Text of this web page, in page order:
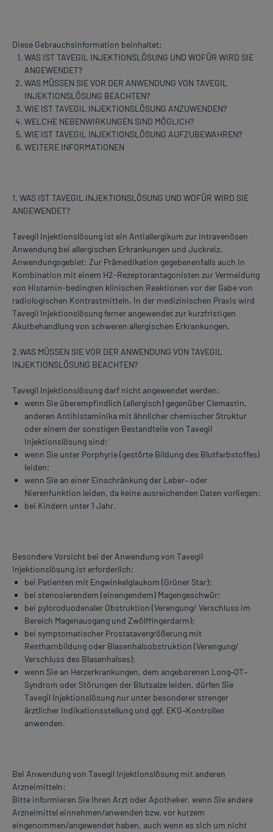
Diese Gebrauchsinformation beinhaltet:
WAS IST TAVEGIL INJEKTIONSLÖSUNG UND WOFÜR WIRD SIE
ANGEWENDET?
WAS MÜSSEN SIE VOR DER ANWENDUNG VON TAVEGIL
INJEKTIONSLÖSUNG BEACHTEN?
WIE IST TAVEGIL INJEKTIONSLÖSUNG ANZUWENDEN?
WELCHE NEBENWIRKUNGEN SIND MÖGLICH?
WIE IST TAVEGIL INJEKTIONSLÖSUNG AUFZUBEWAHREN?
WEITERE INFORMATIONEN
1. WAS IST TAVEGIL INJEKTIONSLÖSUNG UND WOFÜR WIRD SIE
ANGEWENDET?
Tavegil Injektionslösung ist ein Antiallergikum zur intravenösen
Anwendung bei allergischen Erkrankungen und Juckreiz.
Anwendungsgebiet: Zur Prämedikation gegebenenfalls auch in
Kombination mit einem H2-Rezeptorantagonisten zur Vermeidung
von Histamin-bedingten klinischen Reaktionen vor der Gabe von
radiologischen Kontrastmitteln. In der medizinischen Praxis wird
Tavegil Injektionslösung ferner angewendet zur kurzfristigen
Akutbehandlung von schweren allergischen Erkrankungen.
2.WAS MÜSSEN SIE VOR DER ANWENDUNG VON TAVEGIL
INJEKTIONSLÖSUNG BEACHTEN?
Tavegil Injektionslösung darf nicht angewendet werden:
wenn Sie überempfindlich (allergisch) gegenüber Clemastin,
anderen Antihistaminika mit ähnlicher chemischer Struktur
oder einem der sonstigen Bestandteile von Tavegil
Injektionslösung sind;
wenn Sie unter Porphyrie (gestörte Bildung des Blutfarbstoffes)
leiden;
wenn Sie an einer Einschränkung der Leber– oder
Nierenfunktion leiden, da keine ausreichenden Daten vorliegen;
bei Kindern unter 1 Jahr.
Besondere Vorsicht bei der Anwendung von Tavegil
Injektionslösung ist erforderlich:
bei Patienten mit Engwinkelglaukom (Grüner Star);
bei stenosierendem (einengendem) Magengeschwür;
bei pyloroduodenaler Obstruktion (Verengung/ Verschluss im
Bereich Magenausgang und Zwölffingerdarm);
bei symptomatischer Prostatavergrößerung mit
Restharnbildung oder Blasenhalsobstruktion (Verengung/
Verschluss des Blasenhalses);
wenn Sie an Herzerkrankungen, dem angeborenen Long–QT–
Syndrom oder Störungen der Blutsalze leiden, dürfen Sie
Tavegil Injektionslösung nur unter besonderer strenger
ärztlicher Indikationsstellung und ggf. EKG–Kontrollen
anwenden.
Bei Anwendung von Tavegil Injektionslösung mit anderen
Arzneimitteln:
Bitte informieren Sie Ihren Arzt oder Apotheker, wenn Sie andere
Arzneimittel einnehmen/anwenden bzw. vor kurzem
eingenommen/angewendet haben, auch wenn es sich um nicht